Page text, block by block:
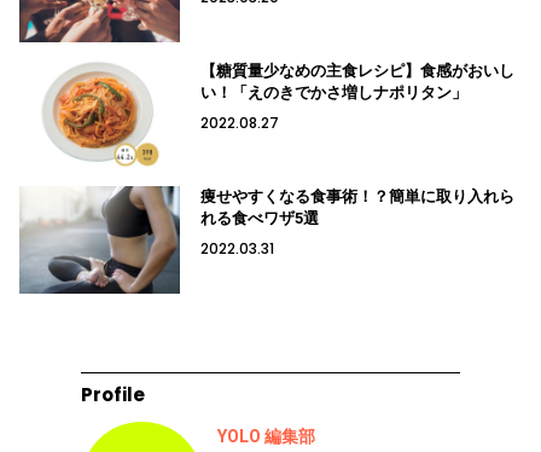
【糖質量少なめの主食レシピ】食感がおいし
い！「えのきでかさ増しナポリタン」
2022.08.27
痩せやすくなる食事術！？簡単に取り入れら
れる食べワザ5選
2022.03.31
Profile
YOLO 編集部